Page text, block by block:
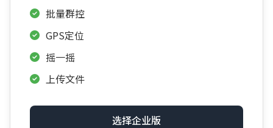
批量群控
GPS定位
摇一摇
上传文件
选择企业版